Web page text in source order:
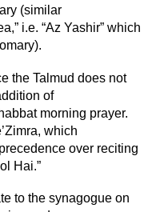
(similar
i.e. “Az Yashir” which
the Talmud does not
of
morning prayer.
which
over reciting
Hai.”
to the synagogue on